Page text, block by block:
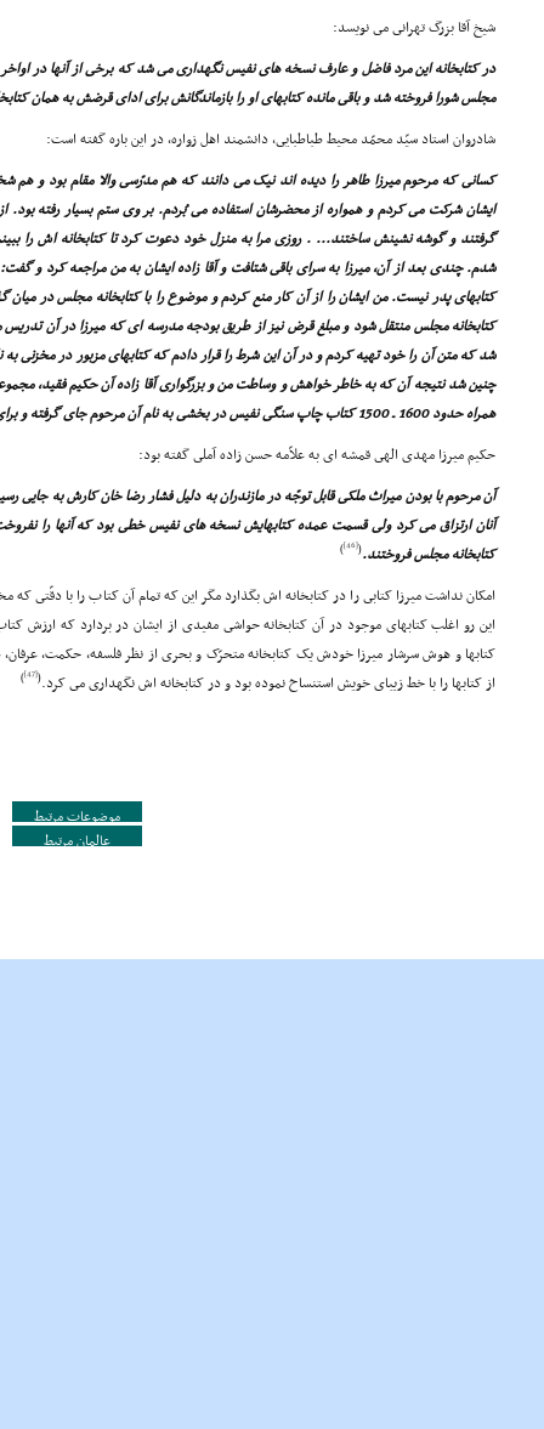
شیخ آقا بزرگ تهرانى مى نویسد:
در کتابخانه این مرد فاضل و عارف نسخه هاى نفیس نگهدارى مى شد که برخى از آنها در
مجلس شورا فروخته شد و باقى مانده کتابهاى او را بازماندگانش براى اداى قرضش به همان
شادروان استاد سیّد محمّد محیط طباطبایى، دانشمند اهل زواره، در این باره گفته است:
کسانى که مرحوم میرزا طاهر را دیده اند نیک مى دانند که هم مدرّسى والا مقام بود و هم
ایشان شرکت مى کردم و همواره از محضرشان استفاده مى بُردم. بر وى ستم بسیار رفته بود.
گرفتند و گوشه نشینش ساختند... . روزى مرا به منزل خود دعوت کرد تا کتابخانه اش را
شدم. چندى بعد از آن، میرزا به سراى باقى شتافت و آقا زاده ایشان به من مراجعه کرد و
کتابهاى پدر نیست. من ایشان را از آن کار منع کردم و موضوع را با کتابخانه مجلس در میان
کتابخانه مجلس منتقل شود و مبلغ قرض نیز از طریق بودجه مدرسه اى که میرزا در آن
شد که متن آن را خود تهیه کردم و در آن این شرط را قرار دادم که کتابهاى مزبور در مخزنى
همراه حدود 1600 ـ 1500 کتاب چاپ سنگى نفیس در بخشى به نام آن مرحوم جاى گرفته و براى همیشه باقى خواهند ماند.
حکیم میرزا مهدى الهى قمشه اى به علاّمه حسن زاده آملى گفته بود:
آن مرحوم با بودن میراث ملکى قابل توجّه در مازندران به دلیل فشار رضا خان کارش به جایى
آنان ارتزاق مى کرد ولى قسمت عمده کتابهایش نسخه هاى نفیس خطى بود که آنها را
کتابخانه مجلس فروختند.(
[46]
)
امکان نداشت میرزا کتابى را در کتابخانه اش بگذارد مگر این که تمام آن کتاب را با
این رو اغلب کتابهاى موجود در آن کتابخانه حواشى مفیدى از ایشان در بردارد که ارزش
کتابها و هوش سرشار میرزا خودش یک کتابخانه متحرّک و بحرى از نظر فلسفه، حکمت،
از کتابها را با خط زیباى خویش استنساخ نموده بود و در کتابخانه اش نگهدارى مى کرد.(
[47]
)
موضوعات مرتبط
عالمان مرتبط